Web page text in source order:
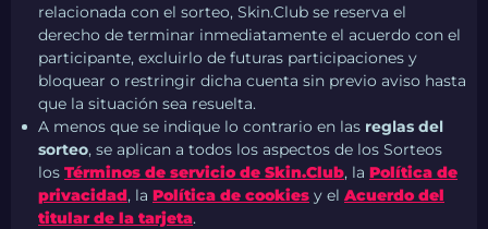
relacionada con el sorteo, Skin.Club se reserva el
derecho de terminar inmediatamente el acuerdo con el
participante, excluirlo de futuras participaciones y
bloquear o restringir dicha cuenta sin previo aviso hasta
que la situación sea resuelta.
A menos que se indique lo contrario en las reglas del
sorteo, se aplican a todos los aspectos de los Sorteos
los Términos de servicio de Skin.Club, la Política de
privacidad, la Política de cookies y el Acuerdo del
titular de la tarjeta.